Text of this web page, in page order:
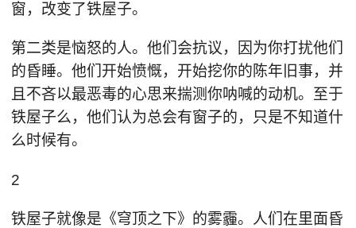
窗，改变了铁屋子。
第二类是恼怒的人。他们会抗议，因为你打扰他们
的昏睡。他们开始愤慨，开始挖你的陈年旧事，并
且不吝以最恶毒的心思来揣测你呐喊的动机。至于
铁屋子么，他们认为总会有窗子的，只是不知道什
么时候有。
2
铁屋子就像是《穹顶之下》的雾霾。人们在里面昏